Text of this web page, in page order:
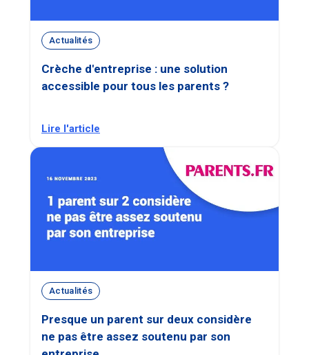
Actualités
Crèche d'entreprise : une solution
accessible pour tous les parents ?
Lire l'article
Actualités
Presque un parent sur deux considère
ne pas être assez soutenu par son